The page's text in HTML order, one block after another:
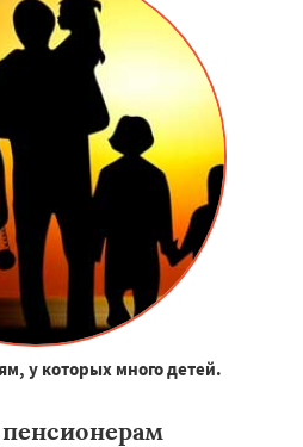
у которых много детей.